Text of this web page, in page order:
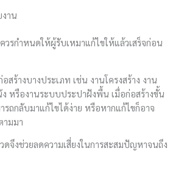
าน
รกำหนดให้ผู้รับเหมาแก้ไขให้แล้วเสร็จก่อน
ร้างบางประเภท เช่น งานโครงสร้าง งาน
หรืองานระบบประปาฝังพื้น เมื่อก่อสร้างขั้น
รถกลับมาแก้ไขได้ง่าย หรือหากแก้ไขก็อาจ
ามมา
ดจึงช่วยลดความเสี่ยงในการสะสมปัญหาจนถึง